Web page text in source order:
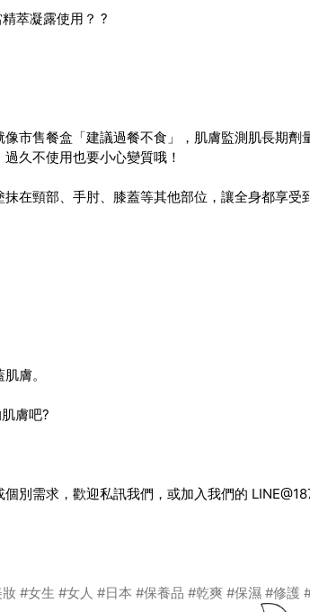
萃凝露使用？ ?
市售餐盒「建議過餐不食」，肌膚監測肌長期
久不使用也要小心變質哦！
在頸部、手肘、膝蓋等其他部位，讓全身都享
膚。
膚吧?
別需求，歡迎私訊我們，或加入我們的
#女生 #女人 #日本 #保養品 #乾爽 #保濕 #修護